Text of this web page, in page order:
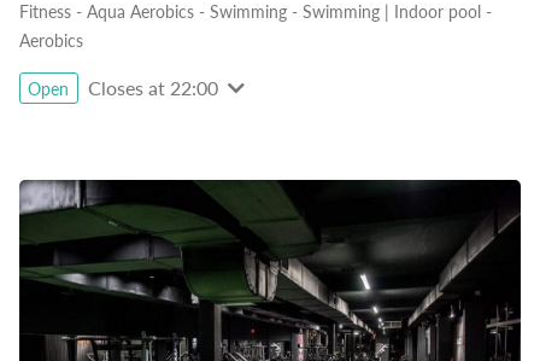
Fitness - Aqua Aerobics - Swimming - Swimming | Indoor pool -
Aerobics
Open Closes at 22:00